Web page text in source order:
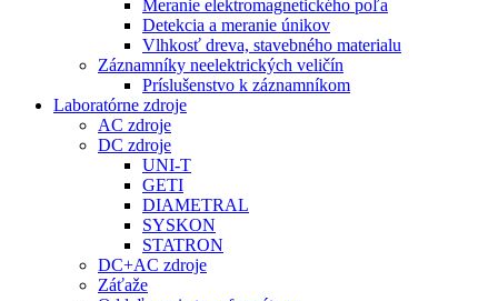
Meranie elektromagnetického poľa
Detekcia a meranie únikov
Vlhkosť dreva, stavebného materialu
Záznamníky neelektrických veličín
Príslušenstvo k záznamníkom
Laboratórne zdroje
AC zdroje
DC zdroje
UNI-T
GETI
DIAMETRAL
SYSKON
STATRON
DC+AC zdroje
Záťaže